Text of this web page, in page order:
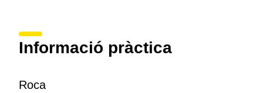
Informació pràctica
Roca